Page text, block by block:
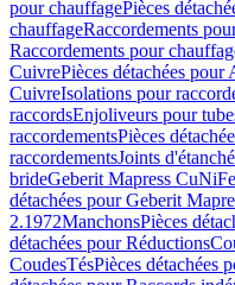
pour chauffagePièces
chauffageRaccordements
Raccordements pour
CuivrePièces détachées pour
CuivreIsolations pour
raccordsEnjoliveurs pour
raccordementsPièces
raccordementsJoints
brideGeberit Mapress CuNiFe
détachées pour Geberit
2.1972ManchonsPièces
détachées pour Réductions
CoudesTésPièces détachées